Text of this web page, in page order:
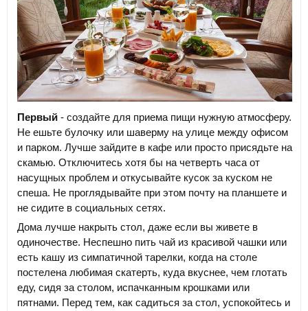
Первый - создайте для приема пищи нужную атмосферу.
Не ешьте булочку или шаверму на улице между офисом
и парком. Лучше зайдите в кафе или просто присядьте на
скамью. Отключитесь хотя бы на четверть часа от
насущных проблем и откусывайте кусок за куском не
спеша. Не проглядывайте при этом почту на планшете и
не сидите в социальных сетях.
Дома лучше накрыть стол, даже если вы живете в
одиночестве. Неспешно пить чай из красивой чашки или
есть кашу из симпатичной тарелки, когда на столе
постелена любимая скатерть, куда вкуснее, чем глотать
еду, сидя за столом, испачканным крошками или
пятнами. Перед тем, как садиться за стол, успокойтесь и